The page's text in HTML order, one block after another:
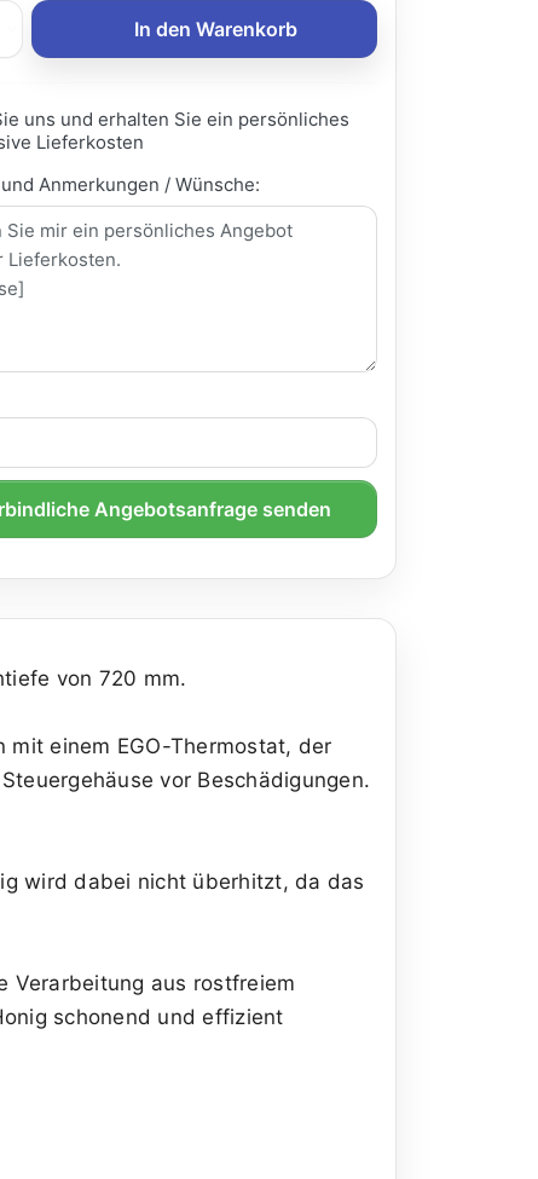
In den Warenkorb
uns und erhalten Sie ein persönliches
Lieferkosten
Anmerkungen / Wünsche:
Angebotsanfrage senden
von 720 mm.
mit einem EGO-Thermostat, der
vor Beschädigungen.
wird dabei nicht überhitzt, da das
Verarbeitung aus rostfreiem
schonend und effizient